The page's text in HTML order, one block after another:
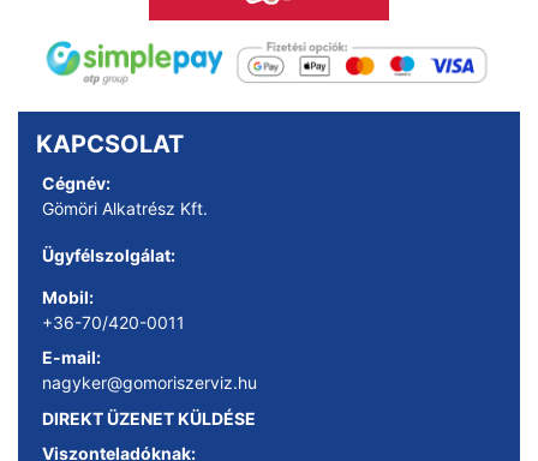
KAPCSOLAT
Cégnév:
Gömöri Alkatrész Kft.
Ügyfélszolgálat:
Mobil:
+36-70/420-0011
E-mail:
nagyker@gomoriszerviz.hu
DIREKT ÜZENET KÜLDÉSE
Viszonteladóknak: